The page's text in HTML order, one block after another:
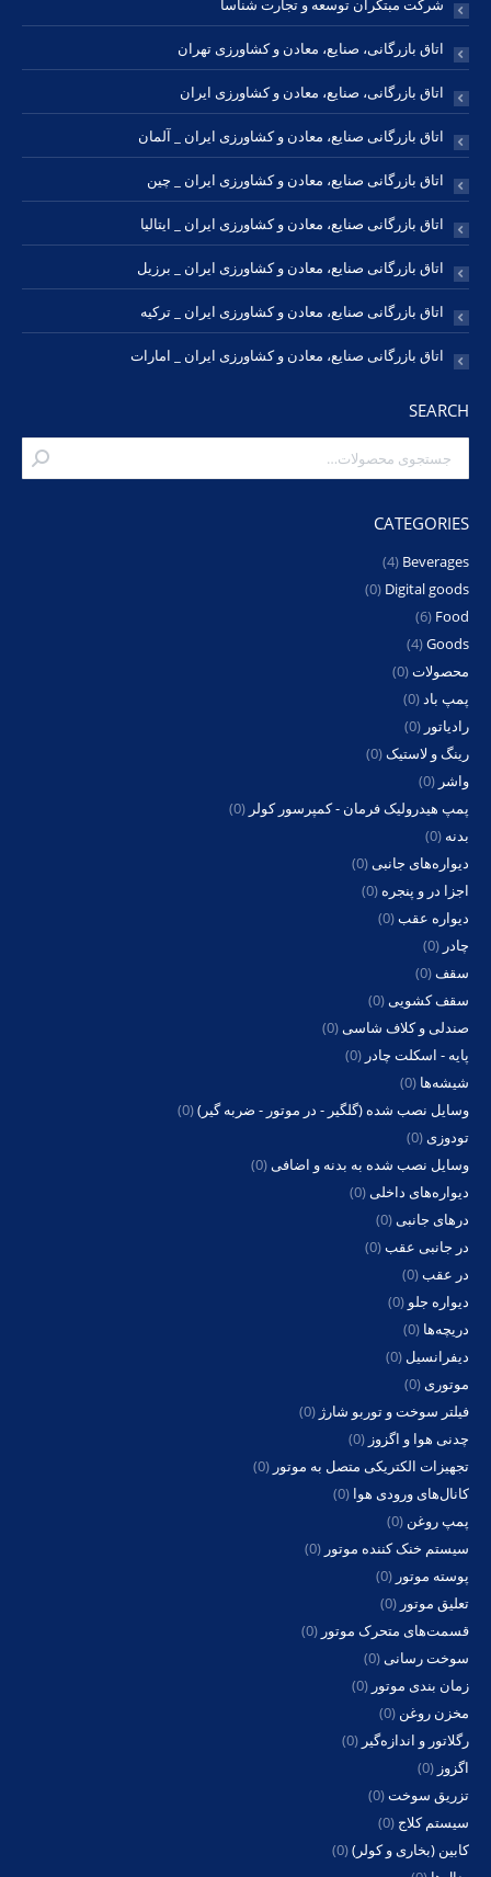
شرکت مبتکران توسعه و تجارت شناسا
اتاق بازرگانی، صنایع، معادن و کشاورزی تهران
اتاق بازرگانی، صنایع، معادن و کشاورزی ایران
اتاق بازرگانی صنایع، معادن و کشاورزی ایران _ آلمان
اتاق بازرگانی صنایع، معادن و کشاورزی ایران _ چین
اتاق بازرگانی صنایع، معادن و کشاورزی ایران _ ایتالیا
اتاق بازرگانی صنایع، معادن و کشاورزی ایران _ برزیل
اتاق بازرگانی صنایع، معادن و کشاورزی ایران _ ترکیه
اتاق بازرگانی صنایع، معادن و کشاورزی ایران _ امارات
SEARCH
CATEGORIES
Beverages
(4)
Digital goods
(0)
Food
(6)
Goods
(4)
محصولات(0)
پمپ باد(0)
رادیاتور (0)
رینگ و لاستیک(0)
واشر (0)
پمپ هیدرولیک فرمان - کمپرسور کولر (0)
بدنه (0)
دیواره‌های جانبی(0)
اجزا در و پنجره (0)
دیواره عقب(0)
چادر (0)
سقف(0)
سقف کشویی(0)
صندلی و کلاف شاسی(0)
پایه - اسکلت چادر (0)
شیشه‌ها (0)
وسایل نصب شده (گلگیر - در موتور - ضربه گیر)(0)
تودوزی(0)
وسایل نصب شده به بدنه و اضافی(0)
دیواره‌های داخلی(0)
درهای جانبی(0)
در جانبی عقب(0)
در عقب(0)
دیواره جلو (0)
دریچه‌ها (0)
دیفرانسیل (0)
موتوری(0)
فیلتر سوخت و توربو شارژ (0)
چدنی هوا و اگزوز (0)
تجهیزات الکتریکی متصل به موتور (0)
کانال‌های ورودی هوا (0)
پمپ روغن (0)
سیستم خنک کننده موتور (0)
پوسته موتور (0)
تعلیق موتور (0)
قسمت‌های متحرک موتور (0)
سوخت رسانی(0)
زمان بندی موتور (0)
مخزن روغن (0)
رگلاتور و اندازه‌گیر (0)
اگزوز (0)
تزریق سوخت(0)
سیستم کلاج (0)
کابین (بخاری و کولر)(0)